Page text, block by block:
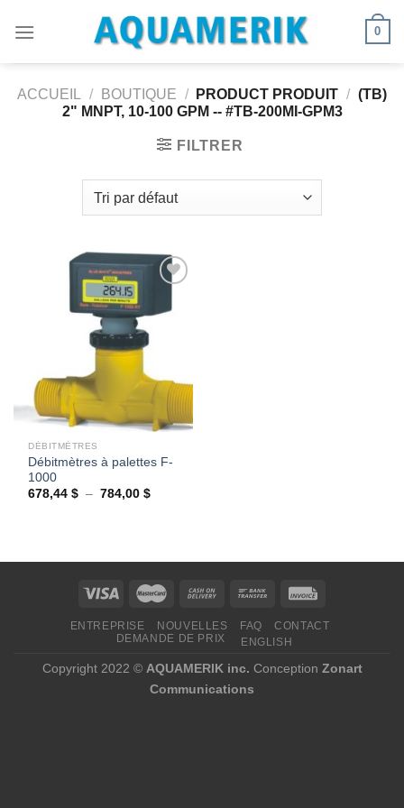
0
ACCUEIL / BOUTIQUE / PRODUCT PRODUIT / (TB)
2" MNPT, 10-100 GPM -- #TB-200MI-GPM3
FILTRER
DÉBITMÈTRES
Débitmètres à palettes F-
1000
678,44$ – 784,00$Plage
ENTREPRISE NOUVELLES FAQ
CONTACT
DEMANDE DE PRIX
ENGLISH
Copyright 2022 © AQUAMERIK inc. Conception Zonart
Communications